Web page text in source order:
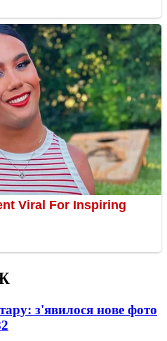
з'явилося нове фото